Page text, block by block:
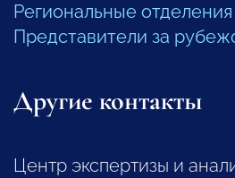
Региональные отделения
Представители за
Другие контакты
Центр экспертизы и